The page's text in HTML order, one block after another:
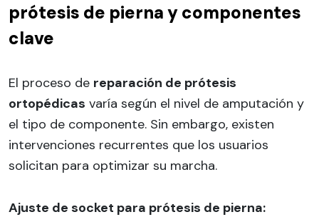
prótesis de pierna y componentes
clave
El proceso de reparación de prótesis
ortopédicas varía según el nivel de amputación y
el tipo de componente. Sin embargo, existen
intervenciones recurrentes que los usuarios
solicitan para optimizar su marcha.
Ajuste de socket para prótesis de pierna: